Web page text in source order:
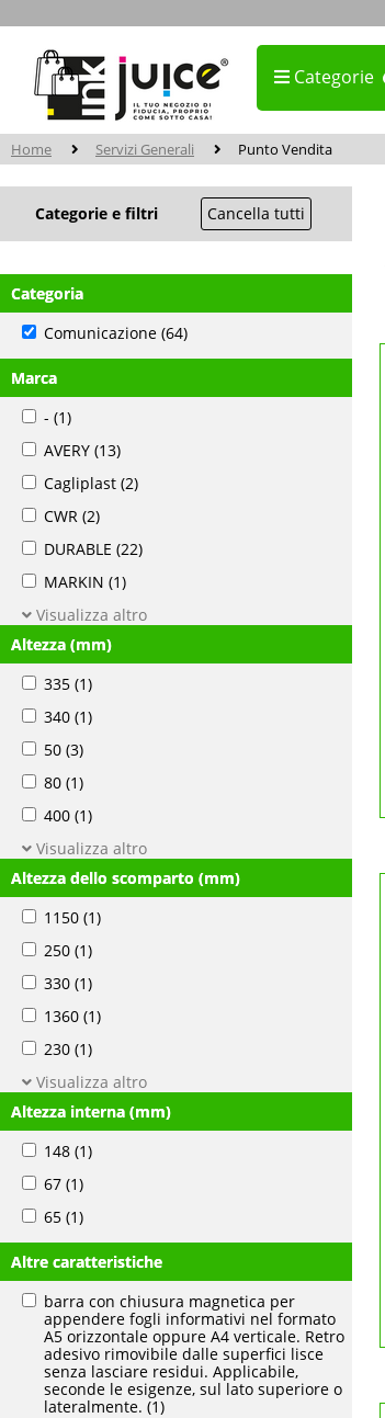
Categorie
Home Servizi Generali Punto Vendita
Categorie e filtri Cancella tutti
Categoria
Comunicazione (64)
Marca
- (1)
AVERY (13)
Cagliplast (2)
CWR (2)
DURABLE (22)
MARKIN (1)
Visualizza altro
Altezza (mm)
335 (1)
340 (1)
50 (3)
80 (1)
400 (1)
Visualizza altro
Altezza dello scomparto (mm)
1150 (1)
250 (1)
330 (1)
1360 (1)
230 (1)
Visualizza altro
Altezza interna (mm)
148 (1)
67 (1)
65 (1)
Altre caratteristiche
barra con chiusura magnetica per
appendere fogli informativi nel formato
A5 orizzontale oppure A4 verticale. Retro
adesivo rimovibile dalle superfici lisce
senza lasciare residui. Applicabile,
seconde le esigenze, sul lato superiore o
lateralmente. (1)